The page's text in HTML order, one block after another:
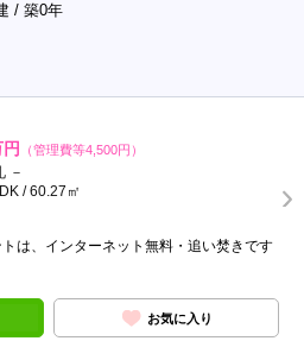
/ 築0年
（管理費等4,500円）
－
/ 60.27㎡
は、インターネット無料・追い焚きです
お気に入り